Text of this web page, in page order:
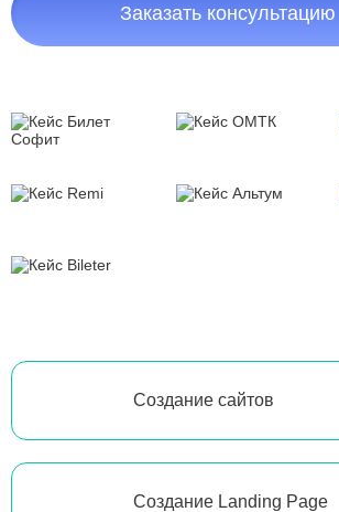
Заказать консультацию
Создание сайтов
Создание Landing Page